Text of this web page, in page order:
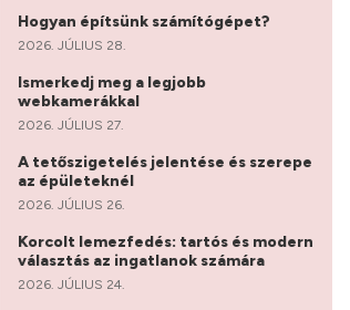
Hogyan építsünk számítógépet?
2026. JÚLIUS 28.
Ismerkedj meg a legjobb
webkamerákkal
2026. JÚLIUS 27.
A tetőszigetelés jelentése és szerepe
az épületeknél
2026. JÚLIUS 26.
Korcolt lemezfedés: tartós és modern
választás az ingatlanok számára
2026. JÚLIUS 24.